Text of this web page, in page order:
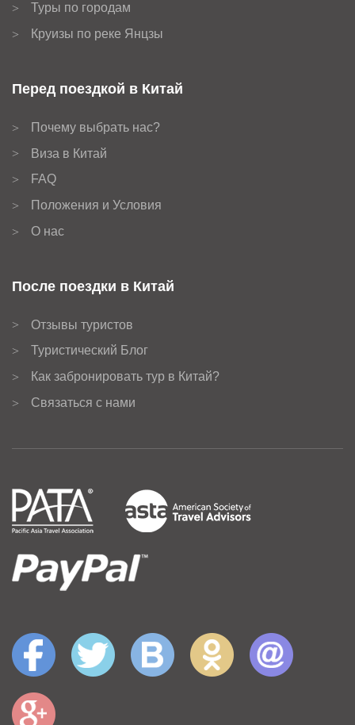
>
Туры по городам
>
Круизы по реке Янцзы
Перед поездкой в Китай
>
Почему выбрать нас?
>
Виза в Китай
>
FAQ
>
Положения и Условия
>
О нас
После поездки в Китай
>
Отзывы туристов
>
Туристический Блог
>
Как забронировать тур в Китай?
>
Связаться с нами